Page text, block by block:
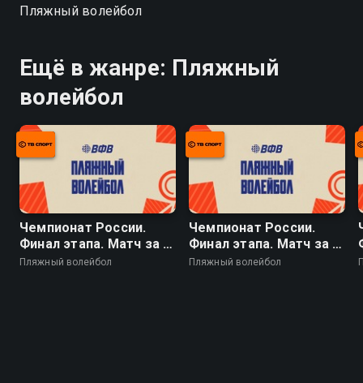
Пляжный волейбол
Ещё в жанре: Пляжный
волейбол
Чемпионат России.
Финал этапа. Матч за 1-
е место. Женщины
Пляжный волейбол
Чемпионат России.
Финал этапа. Матч за 1-
е место. Мужчины
Пляжный волейбол